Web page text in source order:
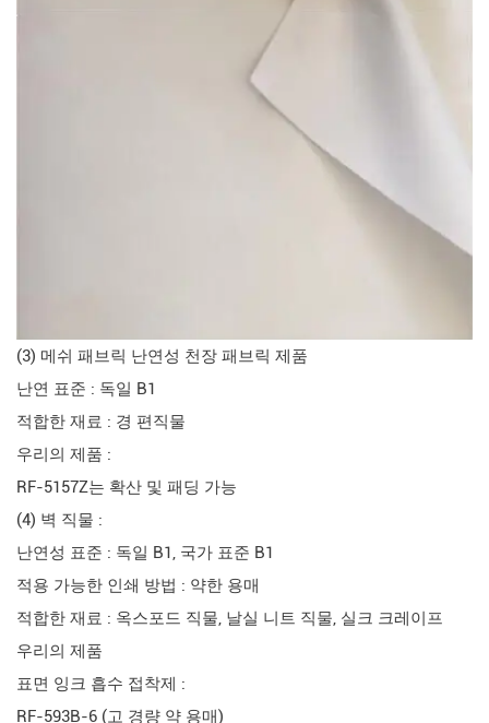
(3) 메쉬 패브릭 난연성 천장 패브릭 제품
난연 표준 : 독일 B1
적합한 재료 : 경 편직물
우리의 제품 :
RF-5157Z는 확산 및 패딩 가능
(4) 벽 직물 :
난연성 표준 : 독일 B1, 국가 표준 B1
적용 가능한 인쇄 방법 : 약한 용매
적합한 재료 : 옥스포드 직물, 날실 니트 직물, 실크 크레이프
우리의 제품
표면 잉크 흡수 접착제 :
RF-593B-6 (고 경량 약 용매)